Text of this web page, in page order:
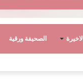
الاخيرة الصحيفة ورقية